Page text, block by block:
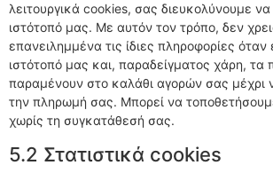
λειτουργικά cookies, σας διευκολύνουμε
ιστότοπό μας. Με αυτόν τον τρόπο, δεν
επανειλημμένα τις ίδιες πληροφορίες
ιστότοπό μας και, παραδείγματος χάρη, τα
παραμένουν στο καλάθι αγορών σας μέχρι
την πληρωμή σας. Μπορεί να
χωρίς τη συγκατάθεσή σας.
5.2 Στατιστικά cookies